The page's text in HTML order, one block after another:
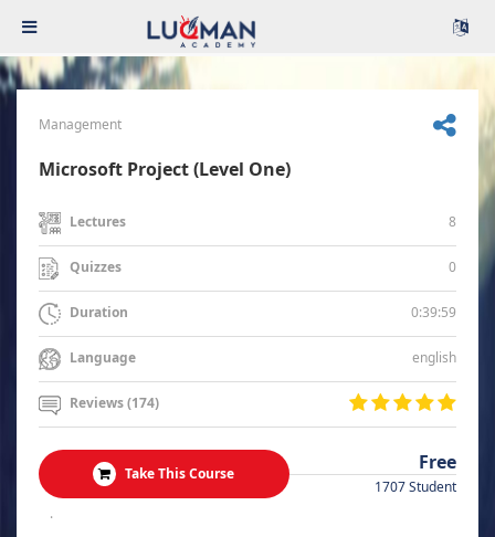
Management
Microsoft Project (Level One)
Lectures 8
Quizzes 0
Duration 0:39:59
Language english
Reviews (174)
Take This Course Free
1707 Student
.